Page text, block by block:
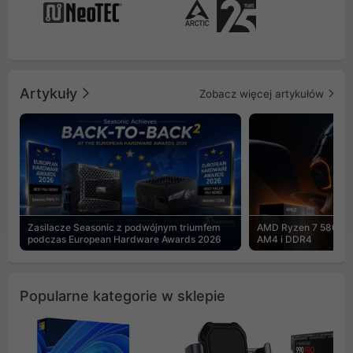
Artykuły Zobacz więcej artykułów
Zasilacze Seasonic z podwójnym triumfem
podczas European Hardware Awards 2026
AMD Ryzen 7
AM4 i DDR4
Popularne kategorie w sklepie